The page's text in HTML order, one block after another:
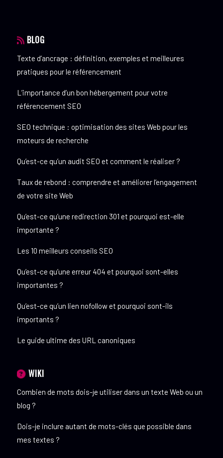
BLOG
Texte d’ancrage : définition, exemples et meilleures
pratiques pour le référencement
L’importance d’un bon hébergement pour votre
référencement SEO
SEO technique : optimisation des sites Web pour les
moteurs de recherche
Qu’est-ce qu’un audit SEO et comment le réaliser ?
Taux de rebond : comprendre et améliorer l’engagement
de votre site Web
Qu’est-ce qu’une redirection 301 et pourquoi est-elle
importante ?
Les 10 meilleurs conseils SEO
Qu’est-ce qu’une erreur 404 et pourquoi sont-elles
importantes ?
Qu’est-ce qu’un lien nofollow et pourquoi sont-ils
importants ?
Le guide ultime des URL canoniques
WIKI
Combien de mots dois-je utiliser dans un texte Web ou un
blog ?
Dois-je inclure autant de mots-clés que possible dans
mes textes ?